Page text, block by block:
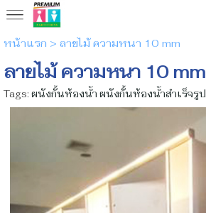
หน้าแรก > ลายไม้ ความหนา 10 mm
ลายไม้ ความหนา 10 mm
Tags: ผนังกั้นห้องน้ำ ผนังกั้นห้องน้ำสำเร็จรูป